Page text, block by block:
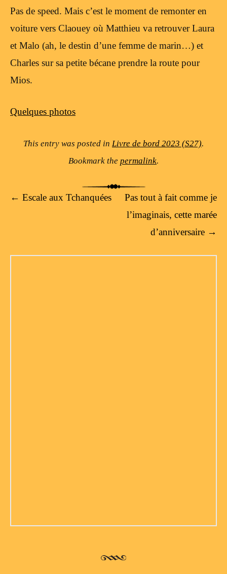
Pas de speed. Mais c’est le moment de remonter en
voiture vers Claouey où Matthieu va retrouver Laura
et Malo (ah, le destin d’une femme de marin…) et
Charles sur sa petite bécane prendre la route pour
Mios.
Quelques photos
This entry was posted in Livre de bord 2023 (S27).
Bookmark the permalink.
Post navigation
← Escale aux Tchanquées
Pas tout à fait comme je
l’imaginais, cette marée
d’anniversaire →